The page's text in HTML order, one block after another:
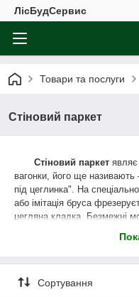
ЛісБудСервис
Товари та послуги
Стіновий паркет
Стіновий паркет являє
вагонки, його ще
під цеглинка". На
або імітація бруса
цегляна кладка. Безмежні
варіанті. а
Для його виготовлення
осика, вільха, а хвойні
Сортування